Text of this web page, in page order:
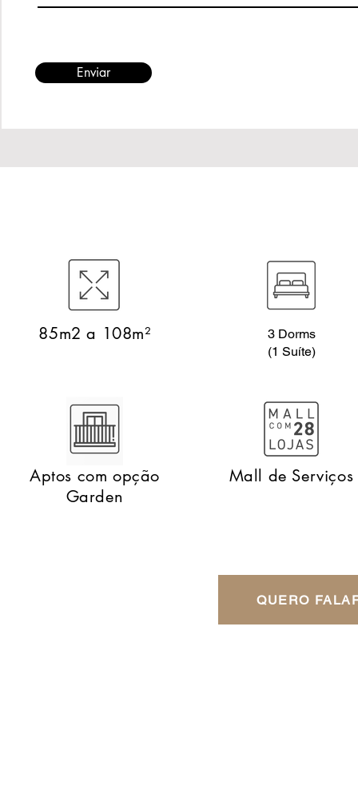
Enviar
85m2 a 108m²
3 Dorms
(1 Suíte)
Aptos com opção
Garden
Mall de Serviços
QUERO